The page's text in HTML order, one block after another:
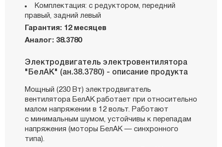
Комплектация: с редуктором, передний
правый, задний левый
Гарантия: 12 месяцев
Аналог: 38.3780
Электродвигатель электровентилятора
"БелАК" (ан.38.3780) - описание продукта
Мощный (230 Вт) электродвигатель
вентилятора БелАК работает при относительно
малом напряжении в 12 вольт. Работают
с минимальным шумом, устойчивы к перепадам
напряжения (моторы БелАК — синхронного
типа).